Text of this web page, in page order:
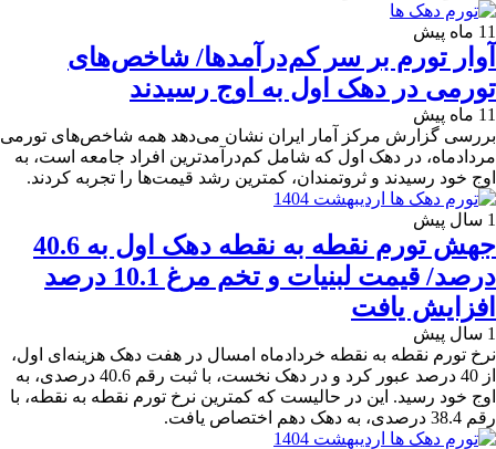
11 ماه پیش
آوار تورم بر سر کم‌درآمدها/ شاخص‌های
تورمی در دهک اول به اوج رسیدند
11 ماه پیش
بررسی گزارش مرکز آمار ایران نشان می‌دهد همه شاخص‌های تورمی
مردادماه، در دهک اول که شامل کم‌درآمدترین افراد جامعه است، به
اوج خود رسیدند و ثروتمندان، کمترین رشد قیمت‌ها را تجربه کردند.
1 سال پیش
جهش تورم نقطه به نقطه دهک اول به 40.6
درصد/ قیمت لبنیات و تخم مرغ 10.1 درصد
افزایش یافت
1 سال پیش
نرخ تورم نقطه به نقطه خردادماه امسال در هفت دهک هزینه‌ای اول،
از 40 درصد عبور کرد و در دهک نخست، با ثبت رقم 40.6 درصدی، به
اوج خود رسید. این در حالیست که کمترین نرخ تورم نقطه به نقطه، با
رقم 38.4 درصدی، به دهک دهم اختصاص یافت.